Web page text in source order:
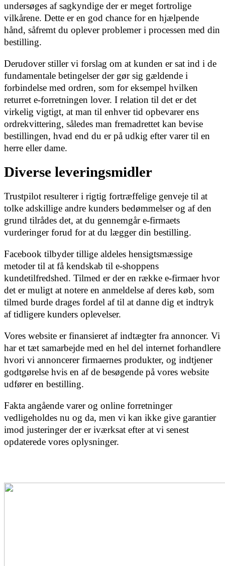
undersøges af sagkyndige der er meget fortrolige
vilkårene. Dette er en god chance for en hjælpende
hånd, såfremt du oplever problemer i processen med din
bestilling.
Derudover stiller vi forslag om at kunden er sat ind i de
fundamentale betingelser der gør sig gældende i
forbindelse med ordren, som for eksempel hvilken
returret e-forretningen lover. I relation til det er det
virkelig vigtigt, at man til enhver tid opbevarer ens
ordrekvittering, således man fremadrettet kan bevise
bestillingen, hvad end du er på udkig efter varer til en
herre eller dame.
Diverse leveringsmidler
Trustpilot resulterer i rigtig fortræffelige genveje til at
tolke adskillige andre kunders bedømmelser og af den
grund tilrådes det, at du gennemgår e-firmaets
vurderinger forud for at du lægger din bestilling.
Facebook tilbyder tillige aldeles hensigtsmæssige
metoder til at få kendskab til e-shoppens
kundetilfredshed. Tilmed er der en række e-firmaer hvor
det er muligt at notere en anmeldelse af deres køb, som
tilmed burde drages fordel af til at danne dig et indtryk
af tidligere kunders oplevelser.
Vores website er finansieret af indtægter fra annoncer. Vi
har et tæt samarbejde med en hel del internet forhandlere
hvori vi annoncerer firmaernes produkter, og indtjener
godtgørelse hvis en af de besøgende på vores website
udfører en bestilling.
Fakta angående varer og online forretninger
vedligeholdes nu og da, men vi kan ikke give garantier
imod justeringer der er iværksat efter at vi senest
opdaterede vores oplysninger.